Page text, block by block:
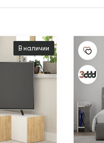
В наличии